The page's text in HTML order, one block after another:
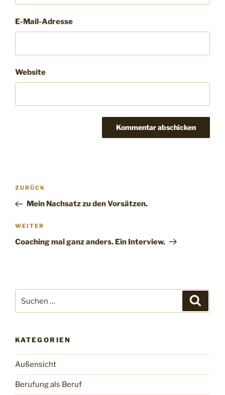
E-Mail-Adresse
Website
Beitragsnavigation
Vorheriger
Beitrag
ZURÜCK
Mein Nachsatz zu den Vorsätzen.
Nächster
Beitrag
WEITER
Coaching mal ganz anders. Ein Interview.
nach:
KATEGORIEN
Außensicht
Berufung als Beruf